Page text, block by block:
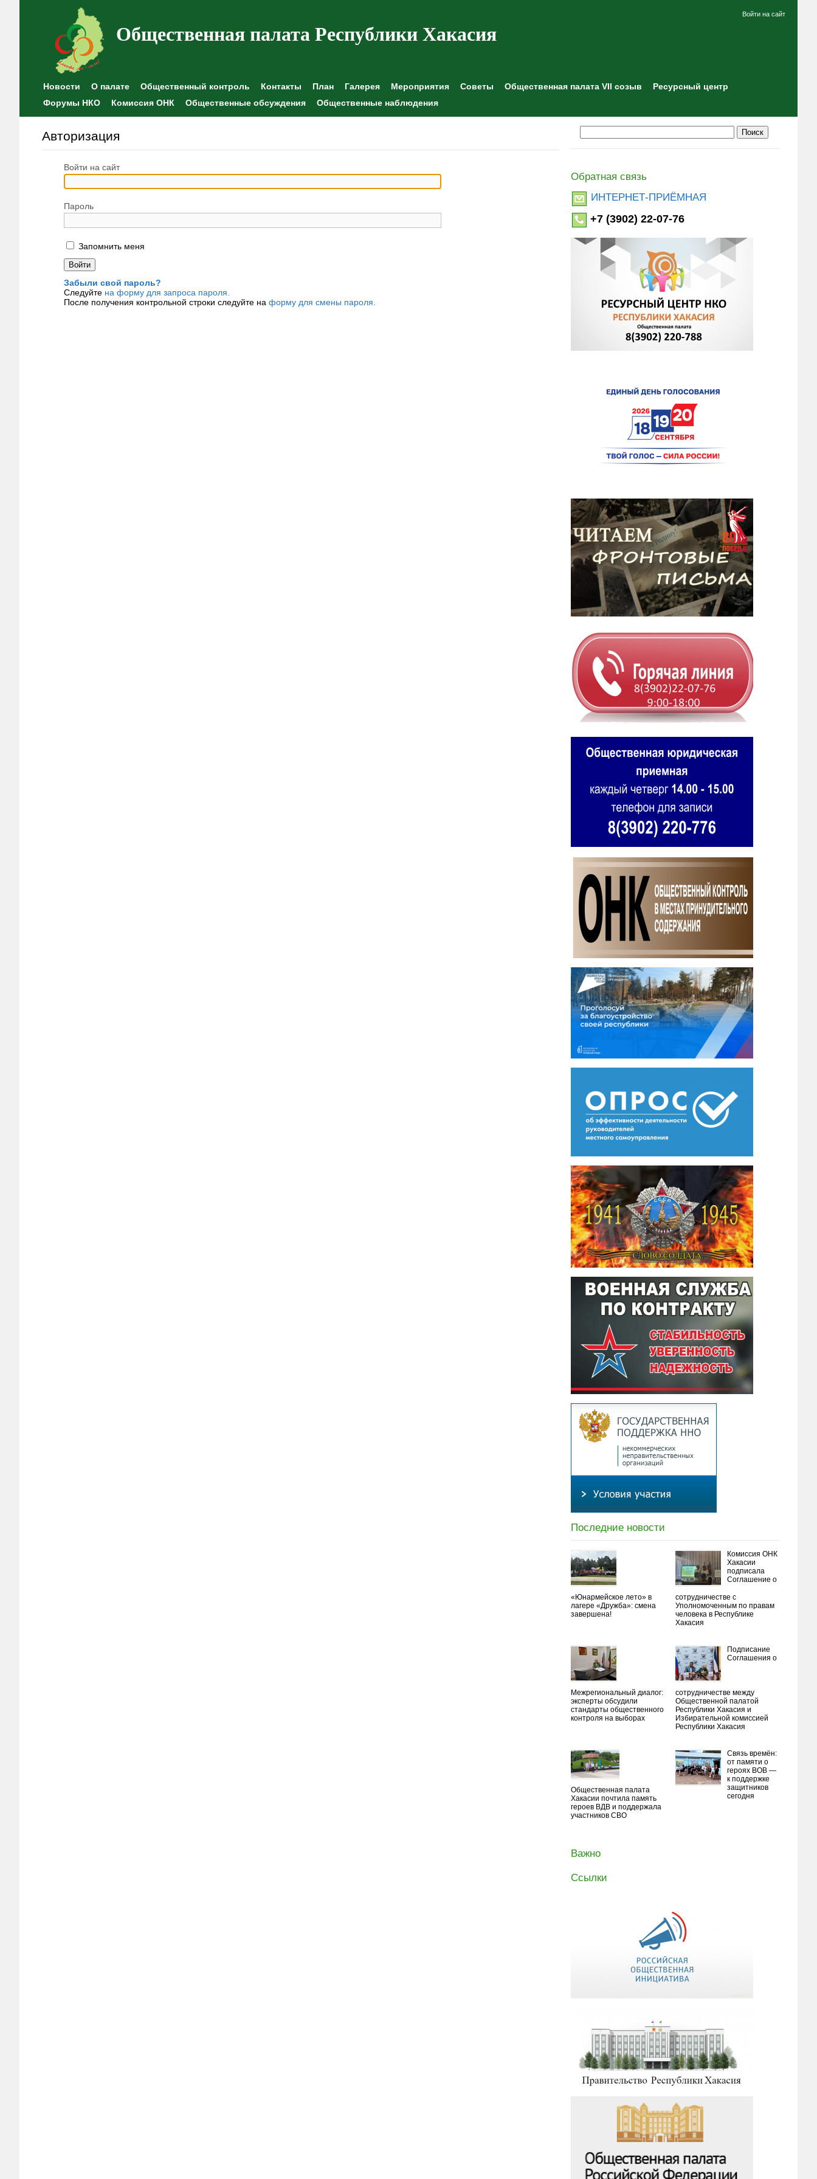
Общественная палата Республики Хакасия
Войти на сайт
Новости О палате Общественный контроль Контакты План Галерея Мероприятия Советы Общественная палата VII созыв
Ресурсный центр
Форумы НКО
Комиссия ОНК Общественные обсуждения Общественные наблюдения
Авторизация
Войти на сайт
Пароль
Запомнить меня
Забыли свой пароль?
Следуйте на форму для запроса пароля.
После получения контрольной строки следуйте на форму для смены пароля.
Обратная связь
ИНТЕРНЕТ-ПРИЁМНАЯ
+7 (3902) 22-07-76
Последние новости
«Юнармейское лето» в
лагере «Дружба»: смена
завершена!
Комиссия ОНК
Хакасии
подписала
Соглашение о
сотрудничестве с
Уполномоченным по правам
человека в Республике
Хакасия
Межрегиональный диалог:
эксперты обсудили
стандарты общественного
контроля на выборах
Подписание
Соглашения о
сотрудничестве между
Общественной палатой
Республики Хакасия и
Избирательной комиссией
Республики Хакасия
Общественная палата
Хакасии почтила память
героев ВДВ и поддержала
участников СВО
Связь времён:
от памяти о
героях ВОВ —
к поддержке
защитников
сегодня
Важно
Ссылки